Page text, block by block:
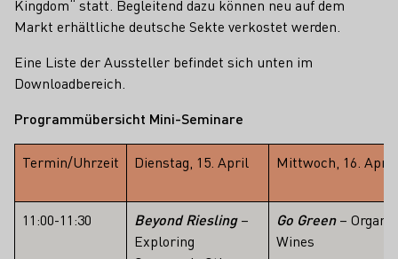
Kingdom“ statt. Begleitend dazu können neu auf dem
Markt erhältliche deutsche Sekte verkostet werden.
Eine Liste der Aussteller befindet sich unten im
Downloadbereich.
Programmübersicht Mini-Seminare
Termin/Uhrzeit Dienstag, 15. April Mittwoch, 16. April
11:00-11:30 Beyond Riesling–
Exploring
Go Green– Organic
Wines